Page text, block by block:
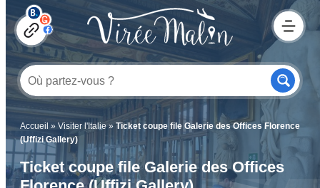
Accueil » Visiter l'Italie» Ticket coupe file Galerie des Offices Florence
(Uffizi Gallery)
Ticket coupe file Galerie des Offices